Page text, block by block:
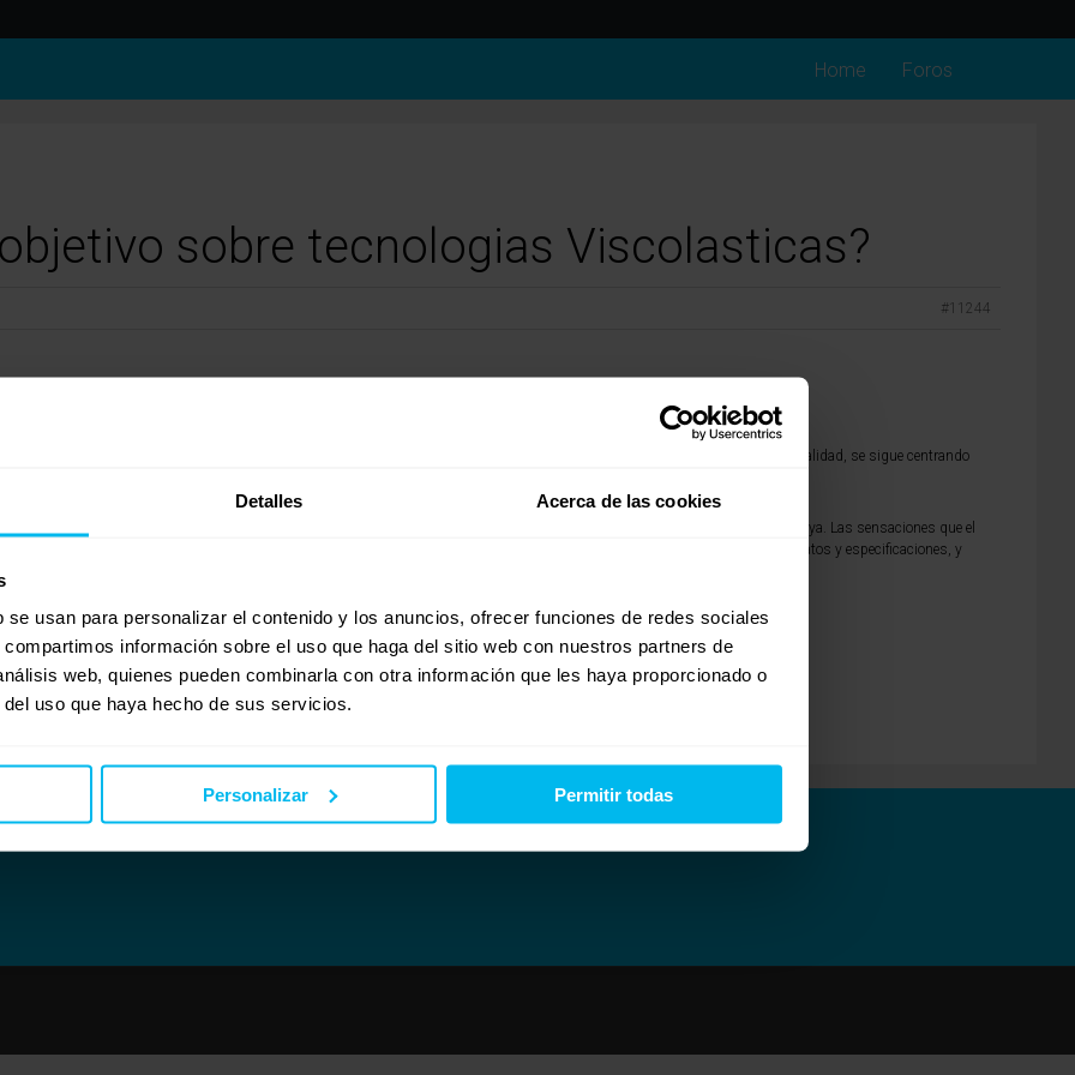
Detalles Acerca de las cookies
usan para personalizar el contenido y los anuncios, ofrecer funciones de redes sociales
información sobre el uso que haga del sitio web con nuestros partners de
web, quienes pueden combinarla con otra información que les haya proporcionado o
uso que haya hecho de sus servicios.
Personalizar Permitir todas
Home Foros
sobre tecnologias Viscolasticas?
#11244
podrás tener cierto acceso a información. No es frecuente la publicación de este tipo de estudios, que los habrá realizados.
y malas prácticas por parte de vendedores y establecimientos. El mercado del visco, aunque muy explotado, el de alta calidad, se sigue centrando
las mejores; cada una con sus especificaciones y tecnología, pero son las mejores en visco-elástico.
de internet la mejor opción siempre será acudir a un centro especializado en descanso y probar los diferentes sistemas que haya. Las sensaciones que el
serán de más ayuda que leer o comparar datos. Hay casas que dicen usar un excelente visco y un excelente soporte, te dan datos y especificaciones, y
en el.
o asesoramiento de marcas o materiales no dudes en contactar conmigo para intentar ser de tu ayuda.